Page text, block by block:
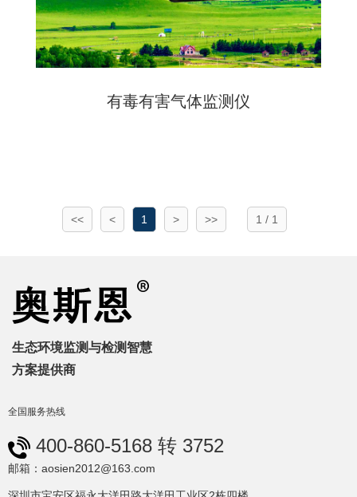
有毒有害气体监测仪
1 / 1
<< < 1 > >>
生态环境监测与检测智慧
方案提供商
全国服务热线
400-860-5168 转 3752
邮箱：aosien2012@163.com